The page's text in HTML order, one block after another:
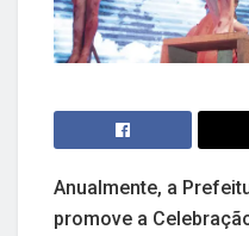
Anualmente, a
promove a